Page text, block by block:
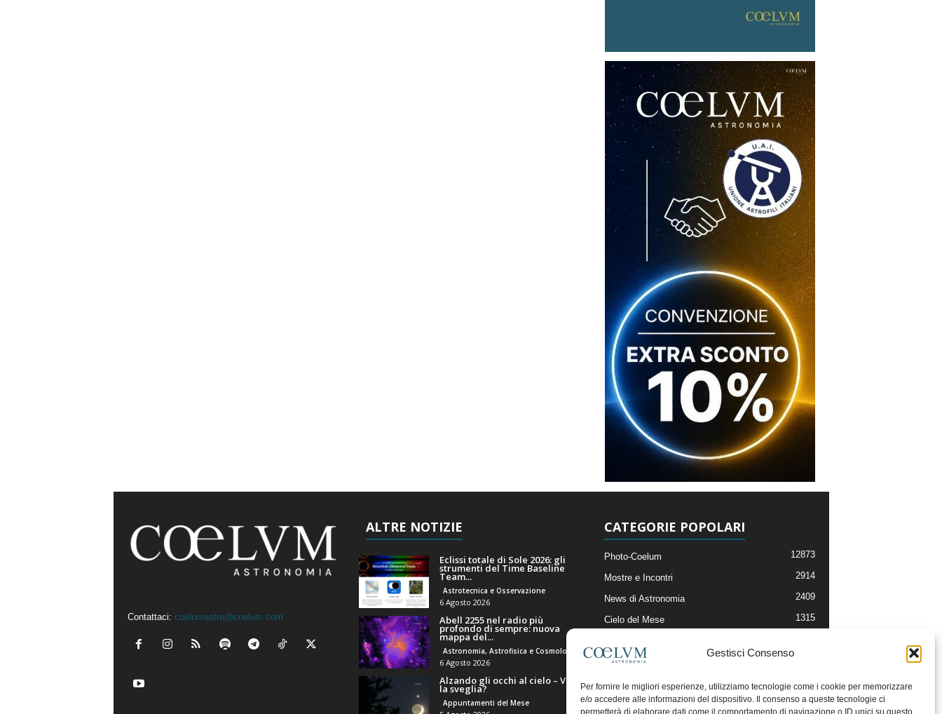
Gestisci Consenso
Per fornire le migliori esperienze, utilizziamo tecnologie come i cookie per memorizzare
e/o accedere alle informazioni del dispositivo. Il consenso a queste tecnologie ci
permetterà di elaborare dati come il comportamento di navigazione o ID unici su questo
Contattaci: coelumastro@coelum.com
ALTRE NOTIZIE
Eclissi totale di Sole 2026: gli
strumenti del Time Baseline
Team...
Astrotecnica e Osservazione
6 Agosto 2026
Abell 2255 nel radio più
profondo di sempre: nuova
mappa del...
Astronomia, Astrofisica e Cosmologia
6 Agosto 2026
Alzando gli occhi al cielo – Vale
la sveglia?
Appuntamenti del Mese
CATEGORIE POPOLARI
Photo-Coelum 12873
Mostre e Incontri 2914
News di Astronomia 2409
Cielo del Mese 1315
Articoli e Risorse On-Line
Il Blog della Redazione